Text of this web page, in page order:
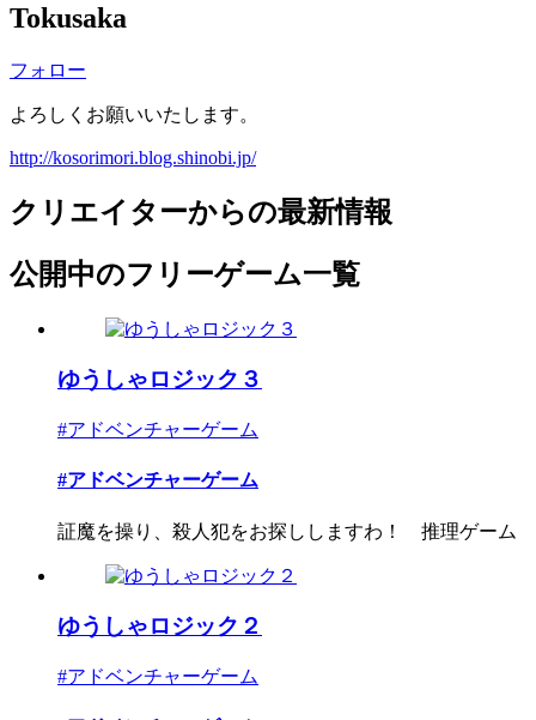
Tokusaka
フォロー
よろしくお願いいたします。
http://kosorimori.blog.shinobi.jp/
クリエイターからの最新情報
公開中のフリーゲーム一覧
ゆうしゃロジック３
#アドベンチャーゲーム
#アドベンチャーゲーム
証魔を操り、殺人犯をお探ししますわ！ 推理ゲーム
ゆうしゃロジック２
#アドベンチャーゲーム